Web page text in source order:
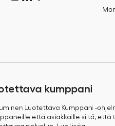
kumppani
Luotettava Kumppani -
että asiakkaille siitä,